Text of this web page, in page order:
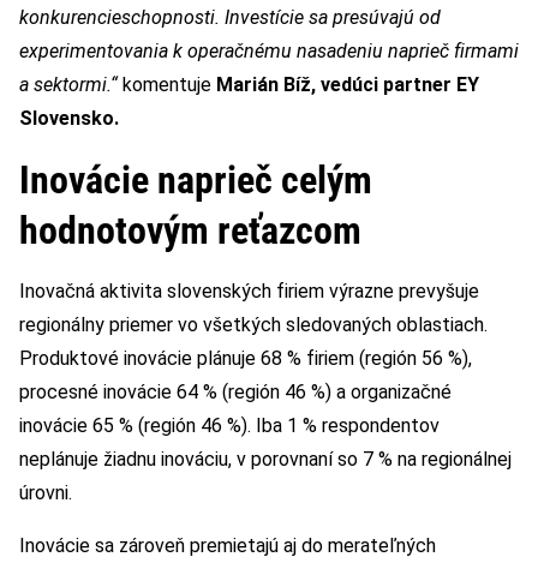
konkurencieschopnosti. Investície sa presúvajú od
experimentovania k operačnému nasadeniu naprieč firmami
a sektormi.“ komentuje Marián Bíž, vedúci partner EY
Slovensko.
Inovácie naprieč celým
hodnotovým reťazcom
Inovačná aktivita slovenských firiem výrazne prevyšuje
regionálny priemer vo všetkých sledovaných oblastiach.
Produktové inovácie plánuje 68 % firiem (región 56 %),
procesné inovácie 64 % (región 46 %) a organizačné
inovácie 65 % (región 46 %). Iba 1 % respondentov
neplánuje žiadnu inováciu, v porovnaní so 7 % na regionálnej
úrovni.
Inovácie sa zároveň premietajú aj do merateľných